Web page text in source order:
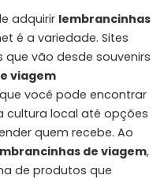
adquirir lembrancinhas
é a variedade. Sites
vão desde souvenirs
viagem
você pode encontrar
cultura local até opções
quem recebe. Ao
de viagem,
de produtos que